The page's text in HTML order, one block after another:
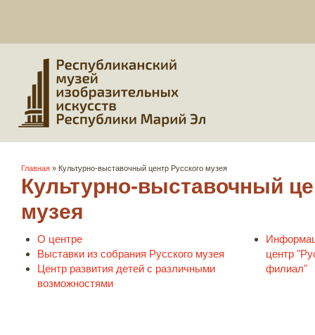
Вы здесь
Главная » Культурно-выставочный центр Русского музея
Культурно-выставочный
музея
О центре
Выставки из собрания Русского музея
Центр развития детей с различными
возможностями
центр
филиал"